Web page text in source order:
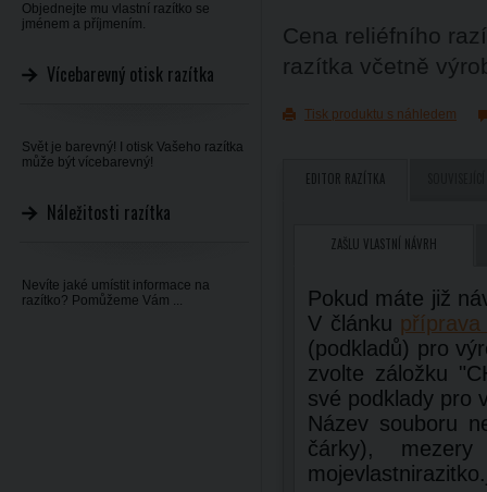
Cena reliéfního
razítka včetně
Tisk produktu s náhledem
EDITOR RAZÍTKA
ZAŠLU VLASTNÍ NÁVRH
Pokud máte již
V článku
(podkladů) pro
zvolte záložku
své podklady pro
Název souboru
čárky),
Objednejte mu vlastní razítko se
jménem a příjmením.
Vícebarevný otisk razítka
Svět je barevný! I otisk Vašeho razítka
může být vícebarevný!
Náležitosti razítka
Nevíte jaké umístit informace na
razítko? Pomůžeme Vám ...